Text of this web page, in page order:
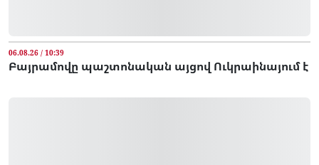
06.08.26 / 10:39
Բայրամովը պաշտոնական այցով Ուկրաինայում է